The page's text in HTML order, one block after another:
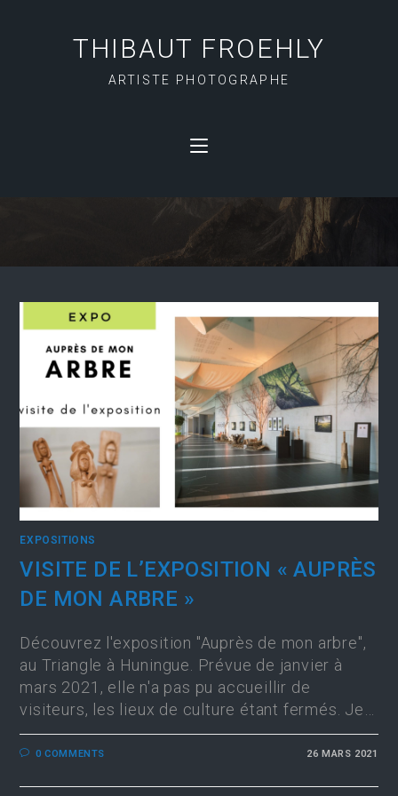
THIBAUT FROEHLY
ARTISTE PHOTOGRAPHE
TRIANGLE
EXPOSITIONS
VISITE DE L’EXPOSITION « AUPRÈS
DE MON ARBRE »
Découvrez l'exposition "Auprès de mon arbre",
au Triangle à Huningue. Prévue de janvier à
mars 2021, elle n'a pas pu accueillir de
visiteurs, les lieux de culture étant fermés. Je…
0 COMMENTS 26 MARS 2021